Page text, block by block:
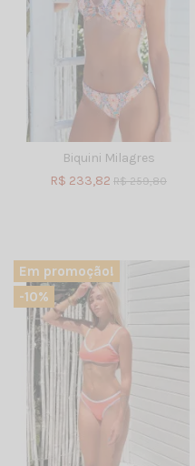
Biquini Milagres
R$ 233,82 R$ 259,80
Em promoção!
-10%